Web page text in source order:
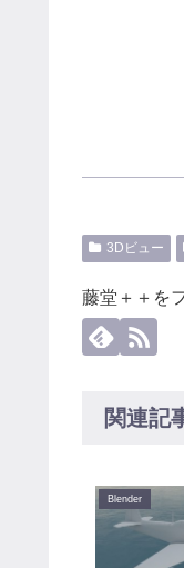
3Dビュー
藤堂＋＋を
関連記
Blender